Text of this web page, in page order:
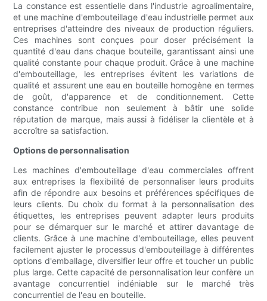
La constance est essentielle dans l'industrie agroalimentaire,
et une machine d'embouteillage d'eau industrielle permet aux
entreprises d'atteindre des niveaux de production réguliers.
Ces machines sont conçues pour doser précisément la
quantité d'eau dans chaque bouteille, garantissant ainsi une
qualité constante pour chaque produit. Grâce à une machine
d'embouteillage, les entreprises évitent les variations de
qualité et assurent une eau en bouteille homogène en termes
de goût, d'apparence et de conditionnement. Cette
constance contribue non seulement à bâtir une solide
réputation de marque, mais aussi à fidéliser la clientèle et à
accroître sa satisfaction.
Options de personnalisation
Les machines d'embouteillage d'eau commerciales offrent
aux entreprises la flexibilité de personnaliser leurs produits
afin de répondre aux besoins et préférences spécifiques de
leurs clients. Du choix du format à la personnalisation des
étiquettes, les entreprises peuvent adapter leurs produits
pour se démarquer sur le marché et attirer davantage de
clients. Grâce à une machine d'embouteillage, elles peuvent
facilement ajuster le processus d'embouteillage à différentes
options d'emballage, diversifier leur offre et toucher un public
plus large. Cette capacité de personnalisation leur confère un
avantage concurrentiel indéniable sur le marché très
concurrentiel de l'eau en bouteille.